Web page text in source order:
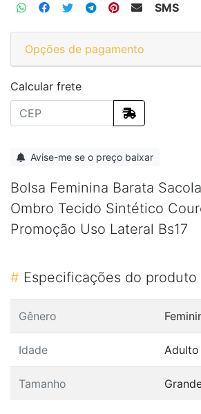
SMS
Opções de pagamento
Calcular frete
Avise-me se o preço baixar
Bolsa Feminina Barata
Ombro Tecido Sintético
Promoção Uso Lateral Bs17
# Especificações do produto
Gênero
Idade Adulto
Tamanho